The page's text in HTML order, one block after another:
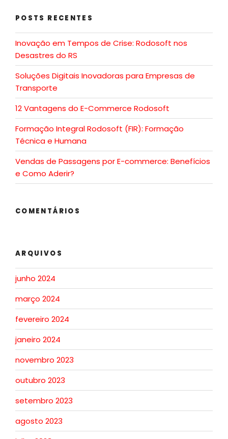
POSTS RECENTES
Inovação em Tempos de Crise: Rodosoft nos
Desastres do RS
Soluções Digitais Inovadoras para Empresas de
Transporte
12 Vantagens do E-Commerce Rodosoft
Formação Integral Rodosoft (FIR): Formação
Técnica e Humana
Vendas de Passagens por E-commerce: Benefícios
e Como Aderir?
COMENTÁRIOS
ARQUIVOS
junho 2024
março 2024
fevereiro 2024
janeiro 2024
novembro 2023
outubro 2023
setembro 2023
agosto 2023